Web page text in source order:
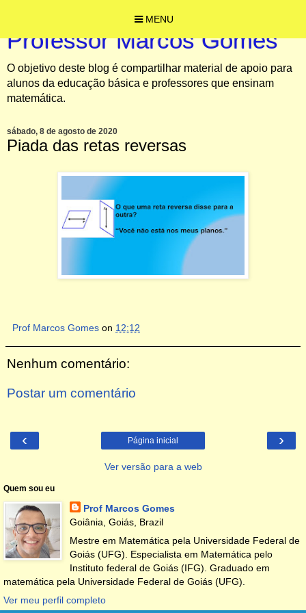
MENU
Professor Marcos Gomes
O objetivo deste blog é compartilhar material de apoio para
alunos da educação básica e professores que ensinam
matemática.
sábado, 8 de agosto de 2020
Piada das retas reversas
Prof Marcos Gomes on 12:12
Nenhum comentário:
Postar um comentário
‹ ›
Página inicial
Ver versão para a web
Quem sou eu
Prof Marcos Gomes
Goiânia, Goiás, Brazil
Mestre em Matemática pela Universidade Federal de
Goiás (UFG). Especialista em Matemática pelo
Instituto federal de Goiás (IFG). Graduado em
matemática pela Universidade Federal de Goiás (UFG).
Ver meu perfil completo